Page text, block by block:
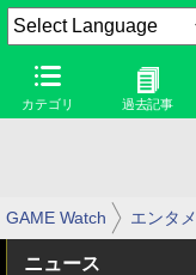
カテゴリ 過去記事
GAME Watch エンタメ
ニュース